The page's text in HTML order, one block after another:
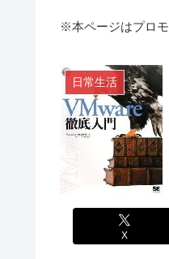
※本ページはプロ
日常生活
X